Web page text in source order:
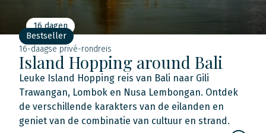
16 dagen
Bestseller
16-daagse privé-rondreis
Island Hopping around Bali
Leuke Island Hopping reis van Bali naar Gili
Trawangan, Lombok en Nusa Lembongan. Ontdek
de verschillende karakters van de eilanden en
geniet van de combinatie van cultuur en strand.